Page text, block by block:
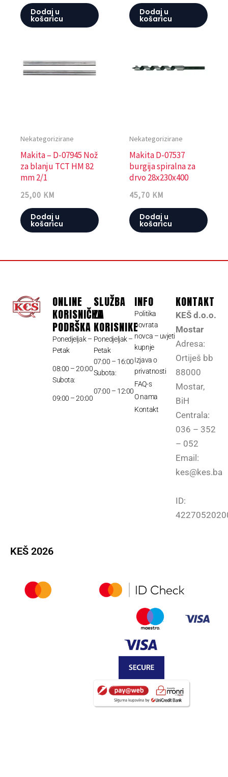
Dodaj u
košaricu
Dodaj u
košaricu
Nekategorizirane
Makita – D-07945 Nož
za blanju TCT HM 82
mm 2/1
25,00 KM
Dodaj u
košaricu
Nekategorizirane
Makita D-07537
burgija spiralna za
drvo 28x230x400
45,70 KM
Dodaj u
košaricu
ONLINE
KORISNIČKA
PODRŠKA
Ponedjeljak –
Petak
08:00 – 20:00
Subota:
09:00 – 20:00
SLUŽBA
ZA
KORISNIKE
Ponedjeljak –
Petak
07:00 – 16:00
Subota:
07:00 – 12:00
INFO
Politika
povrata
novca – uvjeti
kupnje
Izjava o
privatnosti
FAQ-s
O nama
Kontakt
KONTAKT
KEŠ d.o.o.
Mostar
Adresa:
Ortiješ bb
88000
Mostar,
BiH
Centrala:
036 – 352
– 052
Email:
kes@kes.ba
ID:
KEŠ 2026